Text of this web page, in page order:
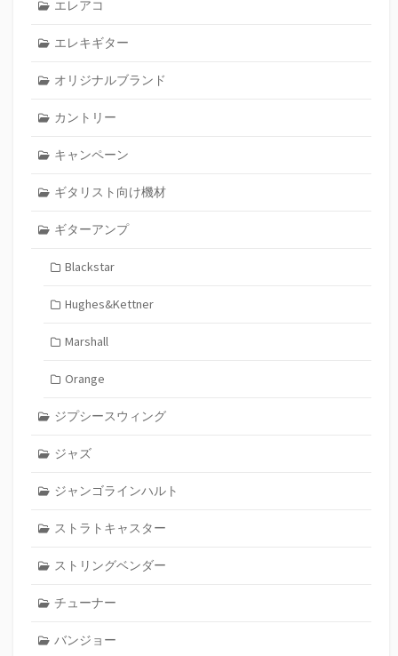
エレアコ
エレキギター
オリジナルブランド
カントリー
キャンペーン
ギタリスト向け機材
ギターアンプ
Blackstar
Hughes&Kettner
Marshall
Orange
ジプシースウィング
ジャズ
ジャンゴラインハルト
ストラトキャスター
ストリングベンダー
チューナー
バンジョー